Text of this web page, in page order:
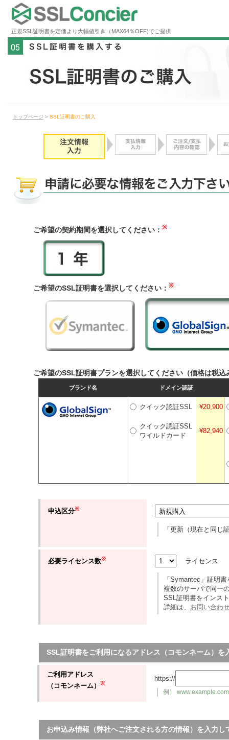
正規SSL証明書を定価より大幅値引き（MAX64％OFF)でご提供
トップページ > SSL証明書のご購入
ご希望の契約期間を選択してください： ※
ご希望のSSL証明書を選択してください： ※
ご希望のSSL証明書プランを選択してください（価格は税込
ブランド名 ドメイン認証
クイック認証SSL ¥20,900
クイック認証SSL
ワイルドカード
¥82,940
申込区分※
「更新（現在と同じ
必要ライセンス数※ ライセンス
「Symantec」証明
複数のサーバで同一
SSL証明書をインス
詳細は、 お問い合わ
SSL証明書をご利用になるアドレス（コモンネーム）を
ご利用アドレス
（コモンネーム）
※
https://
例） www.example.com
お申込み情報（弊社へご注文される方の情報）を入力し